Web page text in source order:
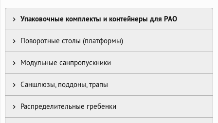
Упаковочные комплекты и контейнеры для РАО
Поворотные столы (платформы)
Модульные санпропускники
Саншлюзы, поддоны, трапы
Распределительные гребенки